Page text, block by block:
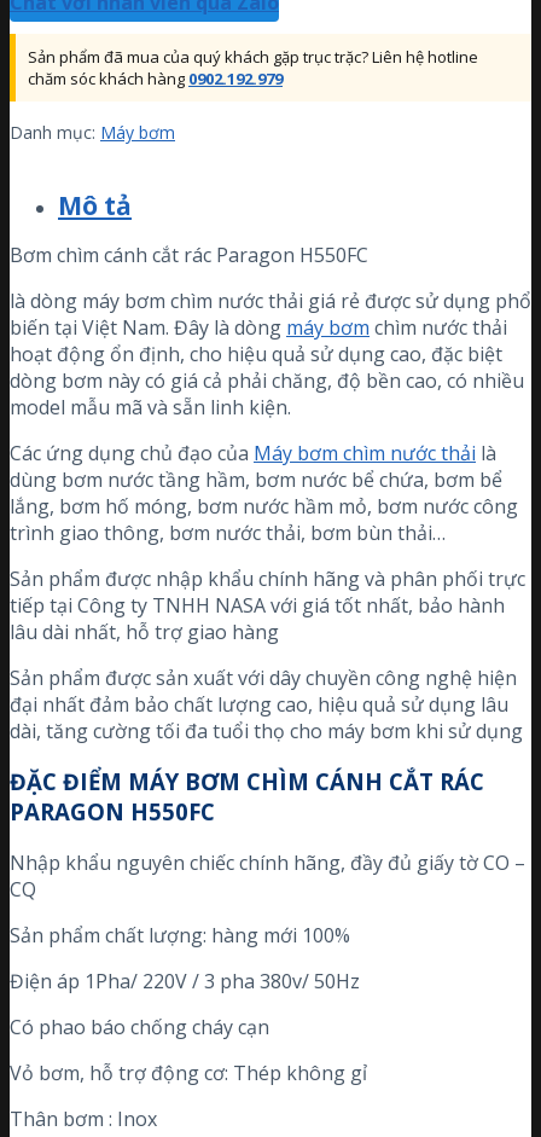
Sản phẩm đã mua của quý khách gặp trục trặc? Liên hệ hotline
chăm sóc khách hàng 0902.192.979
Danh mục: Máy bơm
Mô tả
Bơm chìm cánh cắt rác Paragon H550FC
là dòng máy bơm chìm nước thải giá rẻ được sử dụng phổ
biến tại Việt Nam. Đây là dòng máy bơm chìm nước thải
hoạt động ổn định, cho hiệu quả sử dụng cao, đặc biệt
dòng bơm này có giá cả phải chăng, độ bền cao, có nhiều
model mẫu mã và sẵn linh kiện.
Các ứng dụng chủ đạo của Máy bơm chìm nước thải là
dùng bơm nước tầng hầm, bơm nước bể chứa, bơm bể
lắng, bơm hố móng, bơm nước hầm mỏ, bơm nước công
trình giao thông, bơm nước thải, bơm bùn thải…
Sản phẩm được nhập khẩu chính hãng và phân phối trực
tiếp tại Công ty TNHH NASA với giá tốt nhất, bảo hành
lâu dài nhất, hỗ trợ giao hàng
Sản phẩm được sản xuất với dây chuyền công nghệ hiện
đại nhất đảm bảo chất lượng cao, hiệu quả sử dụng lâu
dài, tăng cường tối đa tuổi thọ cho máy bơm khi sử dụng
ĐẶC ĐIỂM MÁY BƠM CHÌM CÁNH CẮT RÁC
PARAGON H550FC
Nhập khẩu nguyên chiếc chính hãng, đầy đủ giấy tờ CO –
CQ
Sản phẩm chất lượng: hàng mới 100%
Điện áp 1Pha/ 220V / 3 pha 380v/ 50Hz
Có phao báo chống cháy cạn
Vỏ bơm, hỗ trợ động cơ: Thép không gỉ
Thân bơm : Inox